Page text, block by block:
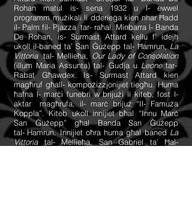
Rohan matul is- sena 1932 u l- ewwel
programm mużikali li dderieġa kien nhar Ħadd
il- Palm fil- Pjazza tar- raħal. Minbarra l- Banda
De Rohan, is- Surmast Attard kellu f’ idejh
ukoll il-baned ta’ San Ġużepp tal- Ħamrun, La
Vittoria tal- Mellieħa, Our Lady of Consolation
(illum Maria Assunta) tal- Gudja u Leonetar-
Rabat Għawdex.
Is- Surmast Attard kien
magħruf għall- kompożizzjonijiet tiegħu. Huma
ħafna l- marċi funebri w brijużi li kiteb, fost l-
aktar
magħrufa, il- marċ brijuż “Il- Famuża
Koppla”. Kiteb ukoll innijiet bħal “Innu Marċ
San Ġużepp” għal Banda San Ġużepp
tal- Hamrun. Innijiet oħra huma għal baned La
Vittoriatal- Mellieħa, San Gabriel ta’ Ħal-